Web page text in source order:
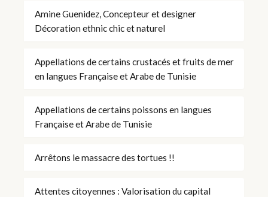
Amine Guenidez, Concepteur et designer
Décoration ethnic chic et naturel
Appellations de certains crustacés et fruits de mer
en langues Française et Arabe de Tunisie
Appellations de certains poissons en langues
Française et Arabe de Tunisie
Arrêtons le massacre des tortues !!
Attentes citoyennes : Valorisation du capital